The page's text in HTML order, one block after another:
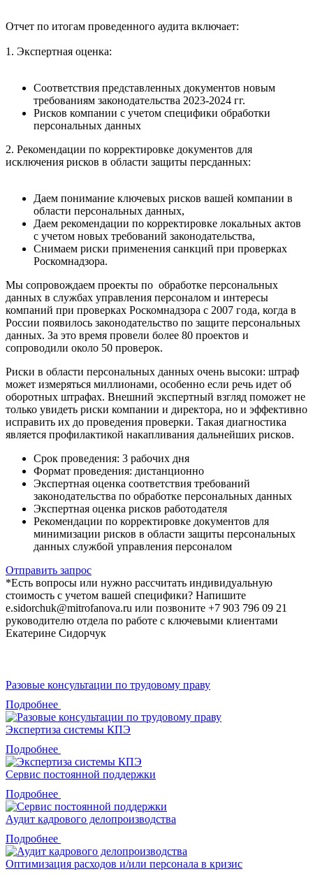
Отчет по итогам проведенного аудита включает:
1. Экспертная оценка:
Соответствия представленных документов новым
требованиям законодательства 2023-2024 гг.
Рисков компании с учетом специфики обработки
персональных данных
2. Рекомендации по корректировке документов для
исключения рисков в области защиты персданных:
Даем понимание ключевых рисков вашей компании в
области персональных данных,
Даем рекомендации по корректировке локальных актов
с учетом новых требований законодательства,
Снимаем риски применения санкций при проверках
Роскомнадзора.
Мы сопровождаем проекты по обработке персональных
данных в службах управления персоналом и интересы
компаний при проверках Роскомнадзора с 2007 года, когда в
России появилось законодательство по защите персональных
данных. За это время провели более 80 проектов и
сопроводили около 50 проверок.
Риски в области персональных данных очень высоки: штраф
может измеряться миллионами, особенно если речь идет об
оборотных штрафах. Внешний экспертный взгляд поможет не
только увидеть риски компании и директора, но и эффективно
исправить их до проведения проверки. Такая диагностика
является профилактикой накапливания дальнейших рисков.
Срок проведения: 3 рабочих дня
Формат проведения: дистанционно
Экспертная оценка соответствия требований
законодательства по обработке персональных данных
Экспертная оценка рисков работодателя
Рекомендации по корректировке документов для
минимизации рисков в области защиты персональных
данных службой управления персоналом
Отправить запрос
*Есть вопросы или нужно рассчитать индивидуальную
стоимость с учетом вашей специфики? Напишите
e.sidorchuk@mitrofanova.ru или позвоните +7 903 796 09 21
руководителю отдела по работе с ключевыми клиентами
Екатерине Сидорчук
Разовые консультации по трудовому праву
Подробнее
Экспертиза системы КПЭ
Подробнее
Сервис постоянной поддержки
Подробнее
Аудит кадрового делопроизводства
Подробнее
Оптимизация расходов и/или персонала в кризис